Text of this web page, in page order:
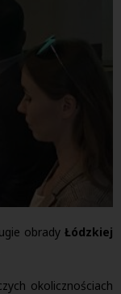
obrady Łódzkiej
okolicznościach